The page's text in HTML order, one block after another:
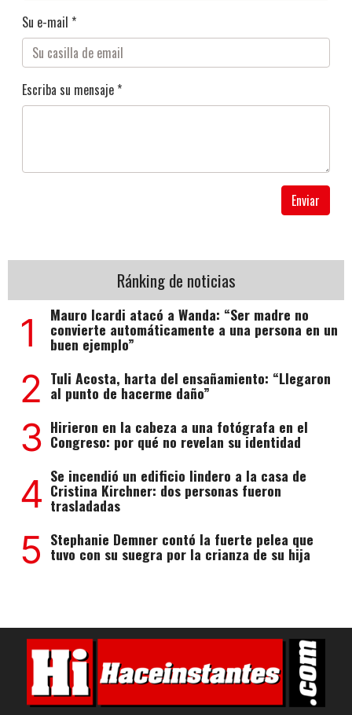
Su e-mail *
Escriba su mensaje *
Enviar
Ránking de noticias
1 Mauro Icardi atacó a Wanda: “Ser madre no
convierte automáticamente a una persona en un
buen ejemplo”
2 Tuli Acosta, harta del ensañamiento: “Llegaron
al punto de hacerme daño”
3 Hirieron en la cabeza a una fotógrafa en el
Congreso: por qué no revelan su identidad
4 Se incendió un edificio lindero a la casa de
Cristina Kirchner: dos personas fueron
trasladadas
5 Stephanie Demner contó la fuerte pelea que
tuvo con su suegra por la crianza de su hija